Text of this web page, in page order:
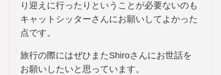
り迎えに行ったりということが必要ないのも
キャットシッターさんにお願いしてよかった
点です。
旅行の際にはぜひまたShiroさんにお世話を
お願いしたいと思っています。